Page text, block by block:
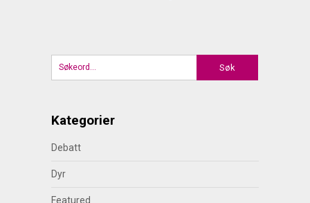
Kategorier
Debatt
Dyr
Featured